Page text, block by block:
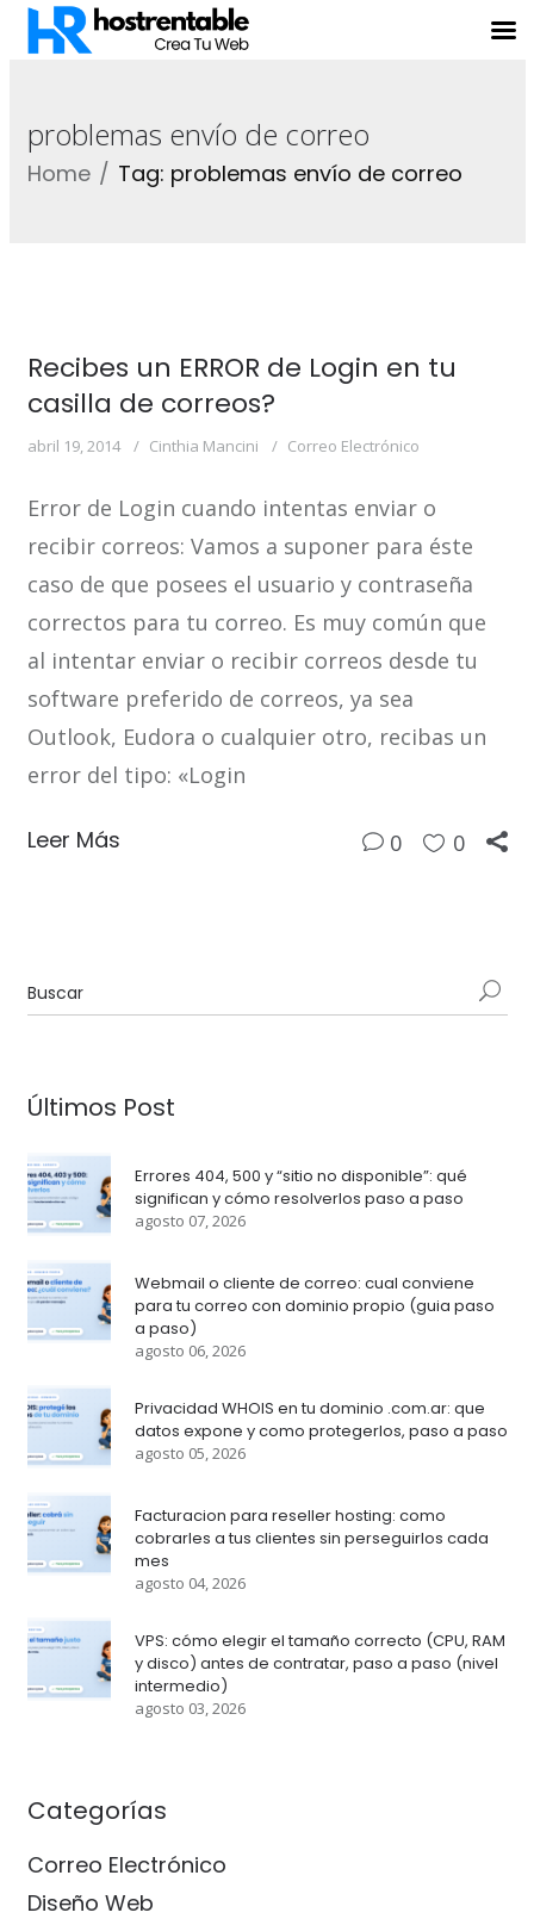
problemas envío de correo
Home Tag: problemas envío de correo
Recibes un ERROR de Login en tu
casilla de correos?
abril 19, 2014 Cinthia Mancini Correo Electrónico
Error de Login cuando intentas enviar o
recibir correos: Vamos a suponer para éste
caso de que posees el usuario y contraseña
correctos para tu correo. Es muy común que
al intentar enviar o recibir correos desde tu
software preferido de correos, ya sea
Outlook, Eudora o cualquier otro, recibas un
error del tipo: «Login
Leer Más 0 0
Últimos Post
Errores 404, 500 y “sitio no disponible”: qué
significan y cómo resolverlos paso a paso
agosto 07, 2026
Webmail o cliente de correo: cual conviene
para tu correo con dominio propio (guia paso
a paso)
agosto 06, 2026
Privacidad WHOIS en tu dominio .com.ar: que
datos expone y como protegerlos, paso a paso
agosto 05, 2026
Facturacion para reseller hosting: como
cobrarles a tus clientes sin perseguirlos cada
mes
agosto 04, 2026
VPS: cómo elegir el tamaño correcto (CPU, RAM
y disco) antes de contratar, paso a paso (nivel
intermedio)
agosto 03, 2026
Categorías
Correo Electrónico
Diseño Web